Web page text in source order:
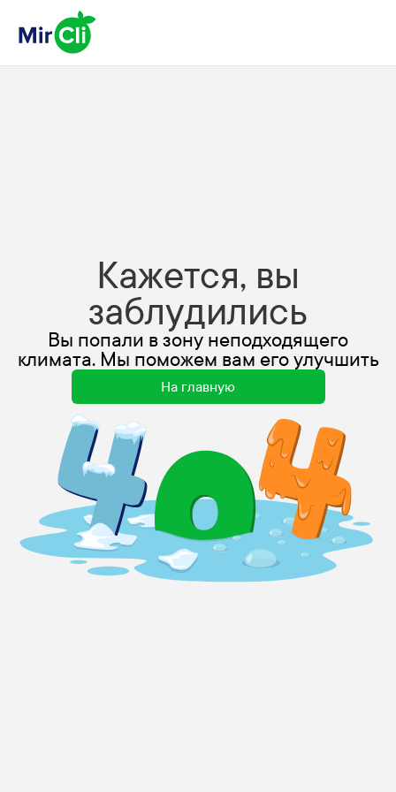
Кажется, вы
заблудились
Вы попали в зону неподходящего
климата. Мы поможем вам его улучшить
На главную